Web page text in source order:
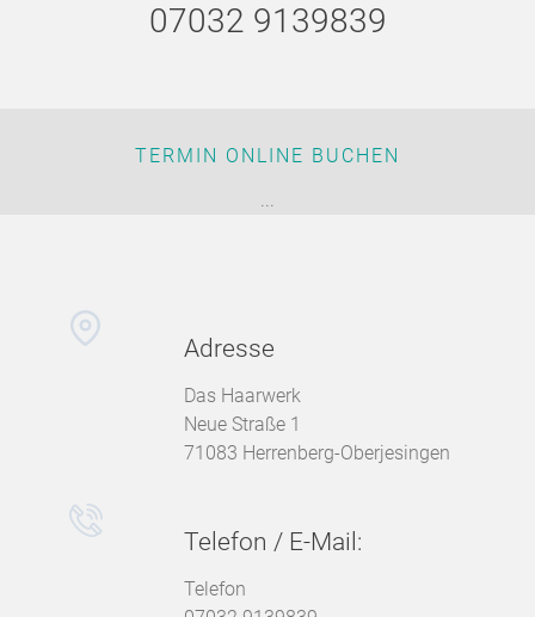
07032 9139839
TERMIN ONLINE BUCHEN
...
Adresse
Das Haarwerk
Neue Straße 1
71083 Herrenberg-Oberjesingen
Telefon / E-Mail:
Telefon